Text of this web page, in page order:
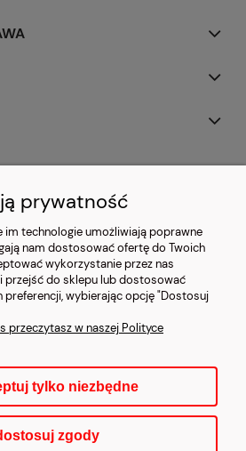
ul. Bazyliańska 20 | e-mail:
| tel.: 697 632 387 | NIP:
| REGON: 550087883
internetowy Shoper.pl
prywatność
im technologie umożliwiają poprawne
nam dostosować ofertę do Twoich
wykorzystanie przez nas
przejść do sklepu lub dostosować
preferencji, wybierając opcję "Dostosuj
przeczytasz w naszej Polityce
tylko niezbędne
zgody